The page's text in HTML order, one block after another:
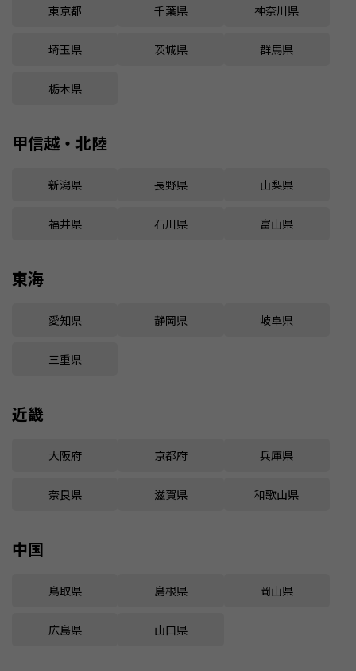
東京都 千葉県 神奈川県
埼玉県 茨城県 群馬県
栃木県
甲信越・北陸
新潟県 長野県 山梨県
福井県 石川県 富山県
東海
愛知県 静岡県 岐阜県
三重県
近畿
大阪府 京都府 兵庫県
奈良県 滋賀県 和歌山県
中国
鳥取県 島根県 岡山県
広島県 山口県